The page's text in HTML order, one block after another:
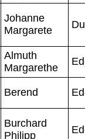
Johanne
Margarete
Almuth
Margarethe
Berend
Burchard
Philipp